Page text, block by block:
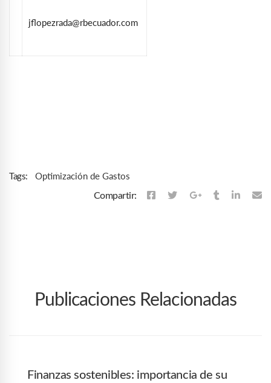
jflopezrada@rbecuador.com
Tags: Optimización de Gastos
Compartir:
Publicaciones Relacionadas
Finanzas sostenibles: importancia de su